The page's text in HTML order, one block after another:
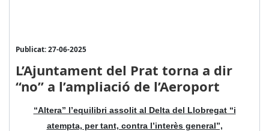
Publicat: 27-06-2025
L’Ajuntament del Prat torna a dir
“no” a l’ampliació de l’Aeroport
“Altera” l’equilibri assolit al Delta del Llobregat “i
atempta, per tant, contra l’interès general”,